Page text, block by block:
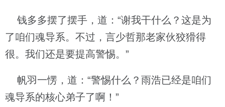
钱多多摆了摆手，道：“谢我干什么？这是为
了咱们魂导系。不过，言少哲那老家伙狡猾得
很。我们还是要提高警惕。”
帆羽一愣，道：“警惕什么？雨浩已经是咱们
魂导系的核心弟子了啊！”